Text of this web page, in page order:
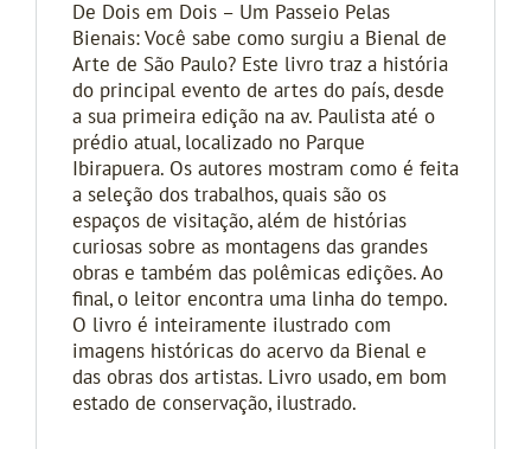
De Dois em Dois – Um Passeio Pelas
Bienais: Você sabe como surgiu a Bienal de
Arte de São Paulo? Este livro traz a história
do principal evento de artes do país, desde
a sua primeira edição na av. Paulista até o
prédio atual, localizado no Parque
Ibirapuera. Os autores mostram como é feita
a seleção dos trabalhos, quais são os
espaços de visitação, além de histórias
curiosas sobre as montagens das grandes
obras e também das polêmicas edições. Ao
final, o leitor encontra uma linha do tempo.
O livro é inteiramente ilustrado com
imagens históricas do acervo da Bienal e
das obras dos artistas. Livro usado, em bom
estado de conservação, ilustrado.